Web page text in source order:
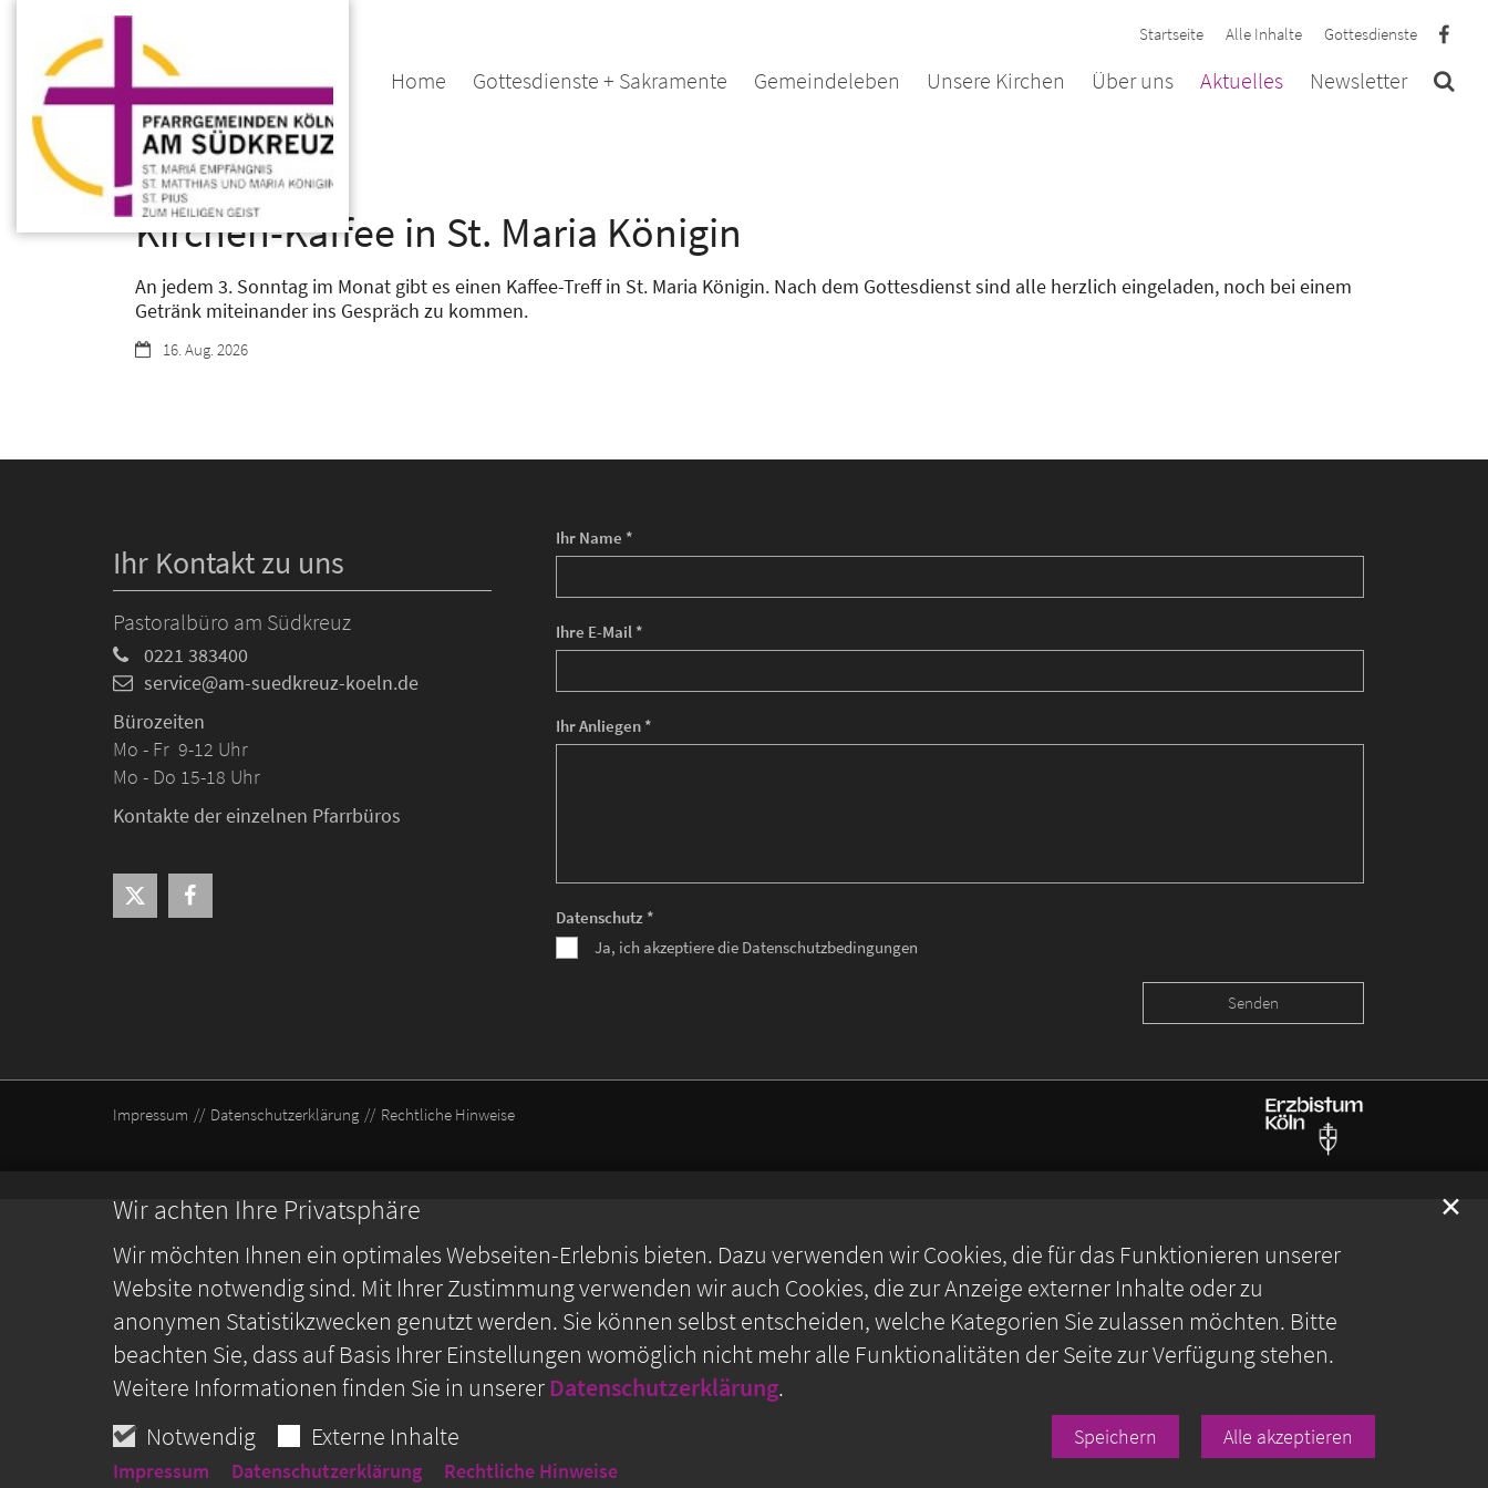
Wir achten Ihre Privatsphäre
Wir möchten Ihnen ein optimales Webseiten-Erlebnis bieten. Dazu verwenden wir Cookies, die für das Funktionieren unserer
Website notwendig sind. Mit Ihrer Zustimmung verwenden wir auch Cookies, die zur Anzeige externer Inhalte oder zu
anonymen Statistikzwecken genutzt werden. Sie können selbst entscheiden, welche Kategorien Sie zulassen möchten. Bitte
beachten Sie, dass auf Basis Ihrer Einstellungen womöglich nicht mehr alle Funktionalitäten der Seite zur Verfügung stehen.
Weitere Informationen finden Sie in unserer Datenschutzerklärung.
Notwendig
Externe Inhalte Speichern Alle akzeptieren
✕
Impressum Datenschutzerklärung Rechtliche Hinweise
Zum Inhalt springen
Startseite Alle Inhalte Gottesdienste
Home Gottesdienste + Sakramente Gemeindeleben Unsere Kirchen Über uns Aktuelles Newsletter
Gemeinde:
Kirchen-Kaffee in St. Maria Königin
An jedem 3. Sonntag im Monat gibt es einen Kaffee-Treff in St. Maria Königin. Nach dem Gottesdienst sind alle herzlich eingeladen, noch bei einem
Getränk miteinander ins Gespräch zu kommen.
Datum:16. Aug. 2026
Ihr Name *
Ihre E-Mail *
Ihr Anliegen *
Datenschutz *
Ja, ich akzeptiere die Datenschutzbedingungen
Ihr Kontakt zu uns
Pastoralbüro am Südkreuz
0221 383400
service@am-suedkreuz-koeln.de
Bürozeiten
Mo - Fr 9-12 Uhr
Mo - Do 15-18 Uhr
Kontakte der einzelnen Pfarrbüros
Impressum Datenschutzerklärung Rechtliche Hinweise